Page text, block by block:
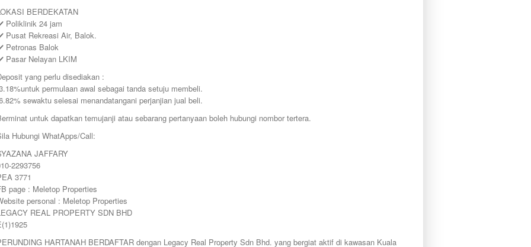
BERDEKATAN
Poliklinik 24 jam
Pusat Rekreasi Air, Balok.
Petronas Balok
Pasar Nelayan LKIM
yang perlu disediakan :
permulaan awal sebagai tanda setuju membeli.
sewaktu selesai menandatangani perjanjian jual beli.
untuk dapatkan temujanji atau sebarang pertanyaan boleh hubungi nombor tertera.
Hubungi WhatApps/Call:
JAFFARY
2293756
3771
page : Meletop Properties
personal : Meletop Properties
REAL PROPERTY SDN BHD
HARTANAH BERDAFTAR dengan Legacy Real Property Sdn Bhd. yang bergiat aktif di kawasan Kuala